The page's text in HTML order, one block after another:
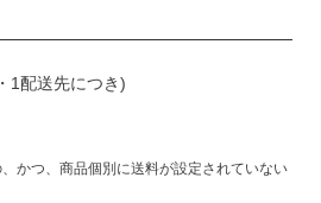
1配送先につき)
かつ、商品個別に送料が設定されていない